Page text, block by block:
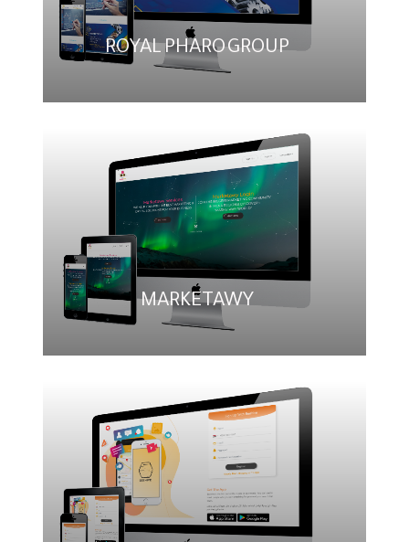
ROYAL PHARO GROUP
MARKETAWY